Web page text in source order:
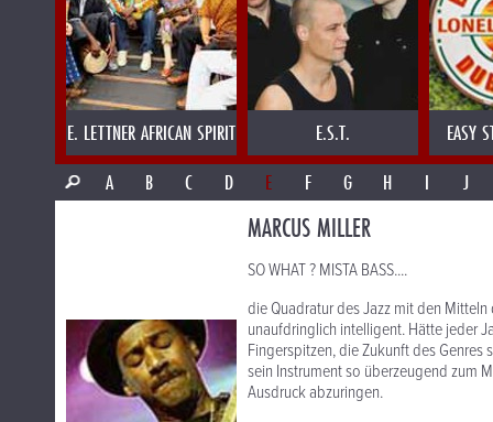
E. LETTNER AFRICAN SPIRIT E.S.T.
EASY
A
B C D E F G H I J
MARCUS MILLER
SO WHAT ? MISTA BASS....
die Quadratur des Jazz mit den
unaufdringlich intelligent. Hätte jeder
Fingerspitzen, die Zukunft des Genres
sein Instrument so überzeugend zum
Ausdruck abzuringen.